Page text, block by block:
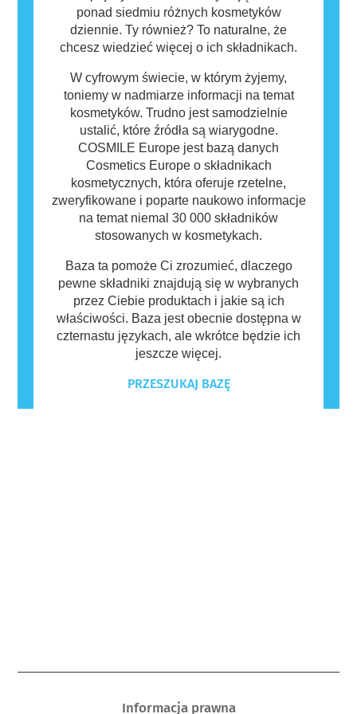
ponad siedmiu różnych kosmetyków
dziennie. Ty również? To naturalne, że
chcesz wiedzieć więcej o ich składnikach.
W cyfrowym świecie, w którym żyjemy,
toniemy w nadmiarze informacji na temat
kosmetyków. Trudno jest samodzielnie
ustalić, które źródła są wiarygodne.
COSMILE Europe jest bazą danych
Cosmetics Europe o składnikach
kosmetycznych, która oferuje rzetelne,
zweryfikowane i poparte naukowo informacje
na temat niemal 30 000 składników
stosowanych w kosmetykach.
Baza ta pomoże Ci zrozumieć, dlaczego
pewne składniki znajdują się w wybranych
przez Ciebie produktach i jakie są ich
właściwości. Baza jest obecnie dostępna w
czternastu językach, ale wkrótce będzie ich
jeszcze więcej.
PRZESZUKAJ BAZĘ
Informacja prawna